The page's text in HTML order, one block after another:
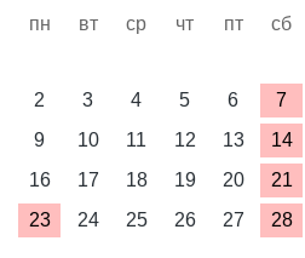
пн вт ср чт пт сб
2
3 4 5 6 7
9
10 11 12 13 14
16
17 18 19 20 21
23
24 25 26 27 28